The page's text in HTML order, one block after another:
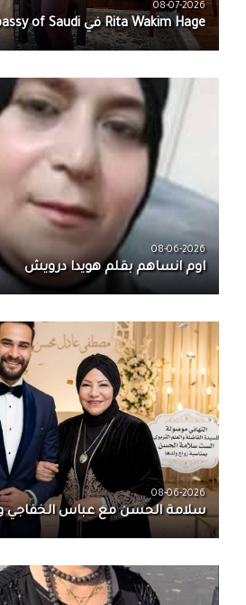
08-07-2026
08-06-2026
اوم انساهم بقلم هويدا درويش
08-06-2026
سلامة الحسن‏ مع ‏عباس الخفاجي‏